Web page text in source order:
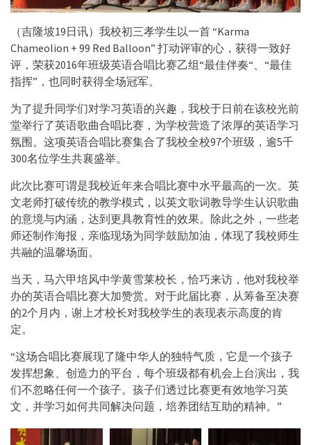
（吉隆坡19日讯）我校初三孝学生以一首 “Karma
Chameolion + 99 Red Balloon” 打动评审的心，获得一致好
评，荣获2016年班级英语合唱比赛乙组“最佳伴奏“、“最佳
指挥”，也同时获得全场冠军。
为了提升同学们对学习英语的兴趣，我校于日前在该校光前
堂举行了英语歌曲合唱比赛，为学校营造了浓厚的英语学习
氛围。这项英语合唱比赛集合了我校全校97个班级，逾5千
300名位学生共襄盛举。
此次比赛可谓是我校近年来合唱比赛中水平最高的一次。英
文老师打破传统的教学模式，以英文歌词教导学生认识歌曲
的意境与内涵，达到更具教育性的效果。除此之外，一些老
师还制作海报，亲临现场为同学鼓励加油，体现了我校师生
共融的温馨场面。
当天，马六甲培风中学黄雪莱校长，恰巧来访，他对我校举
办的英语合唱比赛大加赞赏。对于此届比赛，从筹备至决赛
的2个月内，谢上才校长对我校学生的表现表示高度的肯
定。
“这场合唱比赛展现了隆中华人的独特气质，它是一个孩子
发挥想象、创造力的平台，每个班级都有机会上台演出，我
们不忽略任何一个孩子。孩子们透过比赛更有效地学习英
文，并学习如何共同解决问题，培养团结互助的精神。”